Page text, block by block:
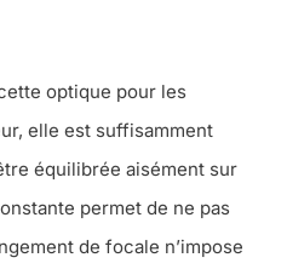
optique pour les
elle est suffisamment
équilibrée aisément sur
permet de ne pas
de focale n’impose